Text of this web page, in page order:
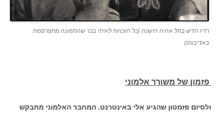
רדיו חדש בתל אהיה הישנה (כל הזכויות לאיתי בכר שהתמונה מתפרסמת
באדיבותו)
פזמון של משורר אלמוני
ולסיום פזמטון שהגיע אלי באינטרנט. המחבר האלמוני מתבקש